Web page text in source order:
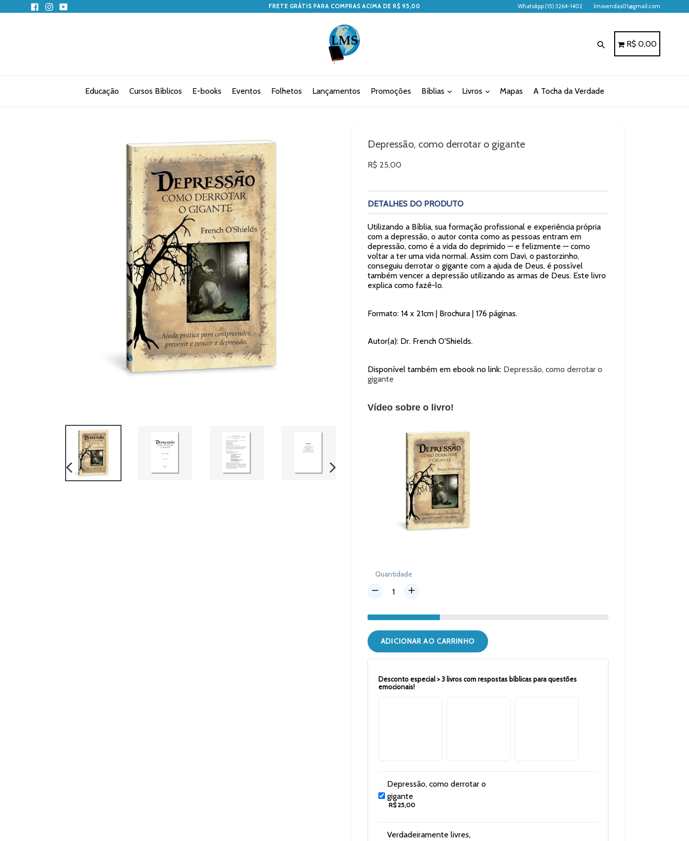
FacebookInstagram FRETE GRÁTIS PARA COMPRAS ACIMA DE R$ 95,00 WhatsApp (15) 3264-1402 lmsvendas01@gmail.com
Pesquisar
Carrinho
Carrinho
R$ 0,00
Educação Cursos Bíblicos E-books Eventos Folhetos Lançamentos Promoções Bíblias Livros Mapas A Tocha da Verdade
SLIDE
Depressão, como derrotar o gigante
Preço
R$ 25,00
DETALHES DO PRODUTO
Utilizando a Bíblia, sua formação profissional e experiência própria
com a depressão, o autor conta como as pessoas entram em
depressão, como é a vida do deprimido — e felizmente — como
voltar a ter uma vida normal. Assim com Davi, o pastorzinho,
conseguiu derrotar o gigante com a ajuda de Deus, é possível
também vencer a depressão utilizando as armas de Deus. Este livro
explica como fazê-lo.
Formato: 14 x 21cm | Brochura | 176 páginas.
Autor(a): Dr. French O'Shields.
Disponível também em ebook no link: Depressão, como derrotar o
gigante
Vídeo sobre o livro!
Quantidade
ADICIONAR AO CARRINHO
Desconto especial > 3 livros com respostas bíblicas para questões
emocionais!
Depressão, como derrotar o
gigante
R$ 25,00
Verdadeiramente livres,